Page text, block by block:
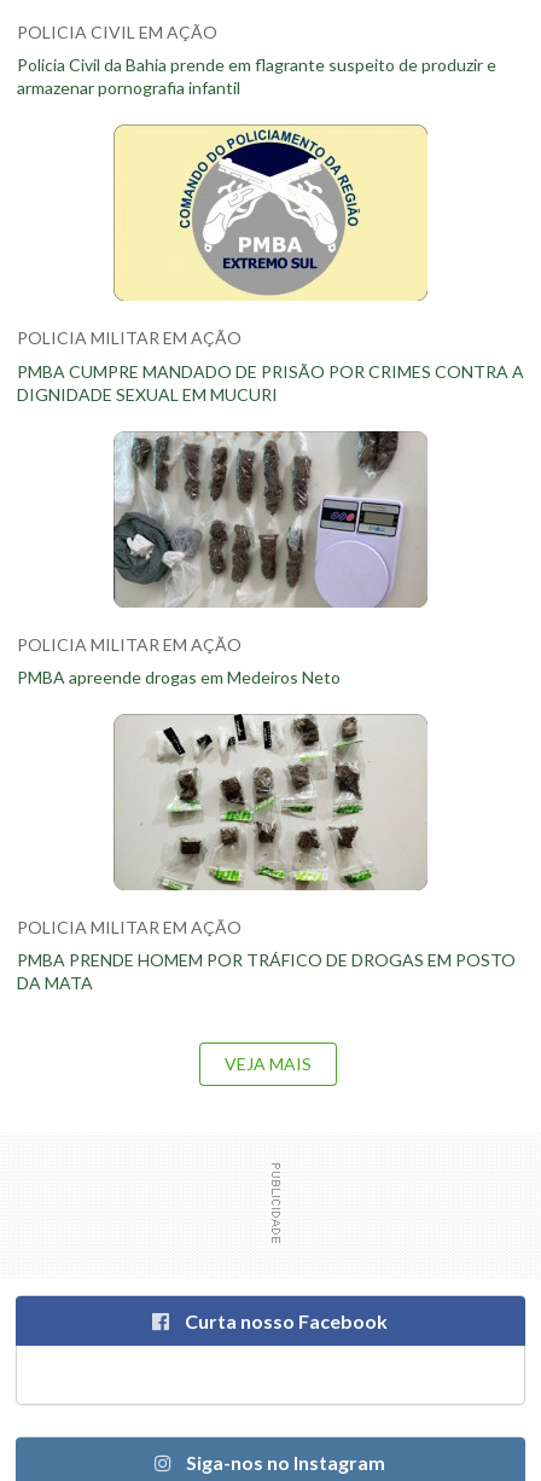
POLICIA CIVIL EM AÇÃO
Policia Civil da Bahia prende em flagrante suspeito de produzir e
armazenar pornografia infantil
POLICIA MILITAR EM AÇÃO
PMBA CUMPRE MANDADO DE PRISÃO POR CRIMES CONTRA A
DIGNIDADE SEXUAL EM MUCURI
POLICIA MILITAR EM AÇÃO
PMBA apreende drogas em Medeiros Neto
POLICIA MILITAR EM AÇÃO
PMBA PRENDE HOMEM POR TRÁFICO DE DROGAS EM POSTO
DA MATA
VEJA MAIS
Curta nosso Facebook
Siga-nos no Instagram